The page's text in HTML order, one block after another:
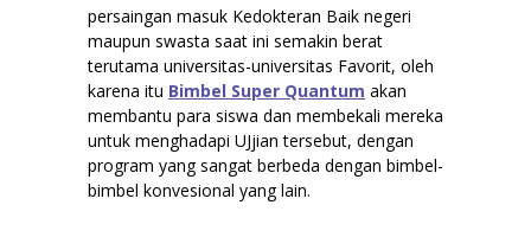
persaingan masuk Kedokteran Baik negeri
maupun swasta saat ini semakin berat
terutama universitas-universitas Favorit, oleh
karena itu Bimbel Super Quantum akan
membantu para siswa dan membekali mereka
untuk menghadapi UJjian tersebut, dengan
program yang sangat berbeda dengan bimbel-
bimbel konvesional yang lain.